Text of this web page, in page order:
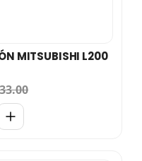
MITSUBISHI L200